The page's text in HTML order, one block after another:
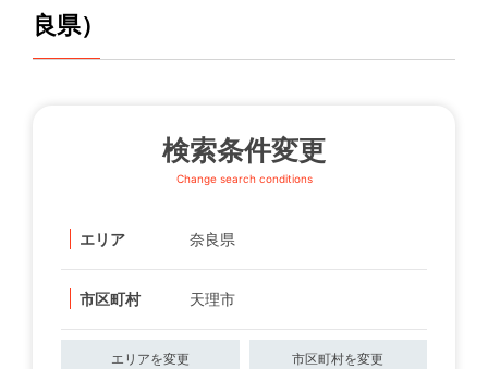
良県）
検索条件変更
Change search conditions
エリア 奈良県
市区町村 天理市
エリアを変更 市区町村を変更